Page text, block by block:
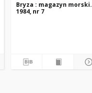
Bryza : magazyn morski.
1984, nr 7